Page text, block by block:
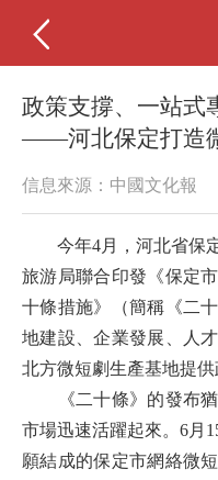
政策支撐、一站式
——河北保定打造
信息來源：中國文化報
今年4月，河北省保定
旅游局聯合印發《保定
十條措施》（簡稱《二
地建設、企業發展、人
北方微短劇生產基地提供
《二十條》的發布猶
市場迅速活躍起來。6月
願結成的保定市網絡微